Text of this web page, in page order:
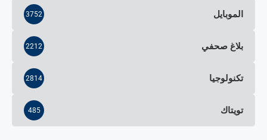
الموبايل 3752
بلاغ صحفي 2212
تكنولوجيا 2814
تويتاك 485